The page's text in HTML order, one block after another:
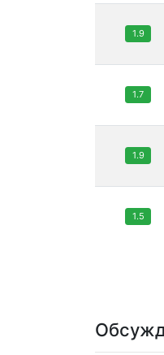
1.9
1.7
1.9
1.5